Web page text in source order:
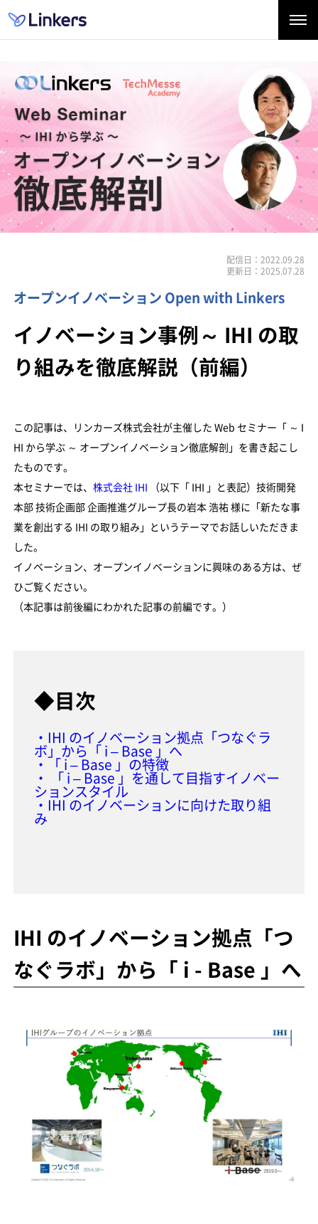
配信日：2022.09.28
更新日：2025.07.28
オープンイノベーション Open with Linkers
イノベーション事例～ IHI の取
り組みを徹底解説（前編）
この記事は、リンカーズ株式会社が主催した Web セミナー「 ～ I
HI から学ぶ ～ オープンイノベーション徹底解剖」を書き起こし
たものです。
本セミナーでは、株式会社 IHI （以下「 IHI 」と表記）技術開発
本部 技術企画部 企画推進グループ長の岩本 浩祐 様に「新たな事
業を創出する IHI の取り組み」というテーマでお話しいただきま
した。
イノベーション、オープンイノベーションに興味のある方は、ぜ
ひご覧ください。
（本記事は前後編にわかれた記事の前編です。）
◆目次
・IHI のイノベーション拠点「つなぐラ
ボ」から「 i – Base 」へ
・「 i – Base 」の特徴
・ 「 i – Base 」を通して目指すイノベー
ションスタイル
・IHI のイノベーションに向けた取り組
み
IHI のイノベーション拠点「つ
なぐラボ」から「 i - Base 」へ